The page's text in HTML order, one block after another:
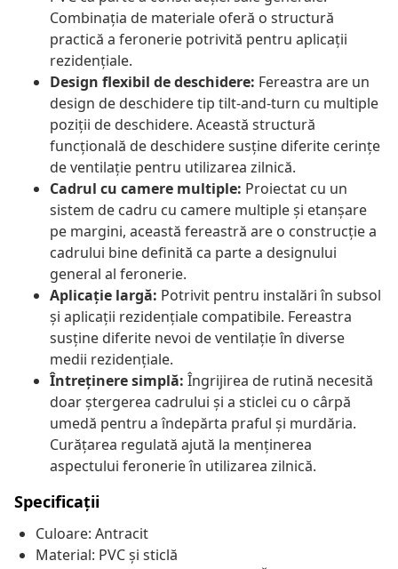
Combinația de materiale oferă o structură
practică a feronerie potrivită pentru aplicații
rezidențiale.
Design flexibil de deschidere: Fereastra are un
design de deschidere tip tilt-and-turn cu multiple
poziții de deschidere. Această structură
funcțională de deschidere susține diferite cerințe
de ventilație pentru utilizarea zilnică.
Cadrul cu camere multiple: Proiectat cu un
sistem de cadru cu camere multiple și etanșare
pe margini, această fereastră are o construcție a
cadrului bine definită ca parte a designului
general al feronerie.
Aplicație largă: Potrivit pentru instalări în subsol
și aplicații rezidențiale compatibile. Fereastra
susține diferite nevoi de ventilație în diverse
medii rezidențiale.
Întreținere simplă: Îngrijirea de rutină necesită
doar ștergerea cadrului și a sticlei cu o cârpă
umedă pentru a îndepărta praful și murdăria.
Curățarea regulată ajută la menținerea
aspectului feronerie în utilizarea zilnică.
Specificații
Culoare: Antracit
Material: PVC și sticlă